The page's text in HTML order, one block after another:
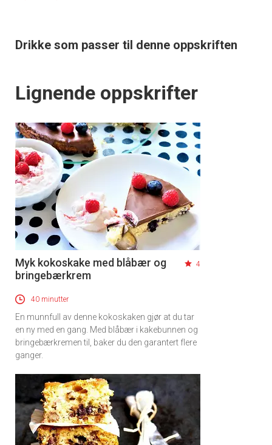
Drikke som passer til denne oppskriften
Lignende oppskrifter
Myk kokoskake med blåbær og
bringebærkrem
4
40 minutter
En munnfull av denne kokoskaken gjør at du tar
en ny med en gang. Med blåbær i kakebunnen og
bringebærkremen til, baker du den garantert flere
ganger.